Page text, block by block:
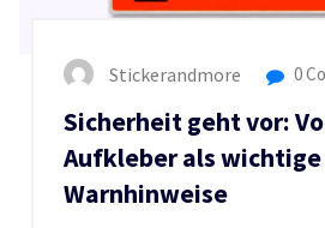
Stickerandmore 0
Sicherheit geht vor:
Aufkleber als wichtige
Warnhinweise